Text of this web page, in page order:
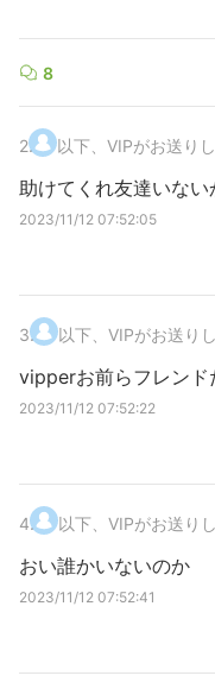
8
2. 以下、VIPがお送り
助けてくれ友達いな
2023/11/12 07:52:05
3. 以下、VIPがお送り
vipperお前らフレンド
2023/11/12 07:52:22
4. 以下、VIPがお送り
おい誰かいないのか
2023/11/12 07:52:41